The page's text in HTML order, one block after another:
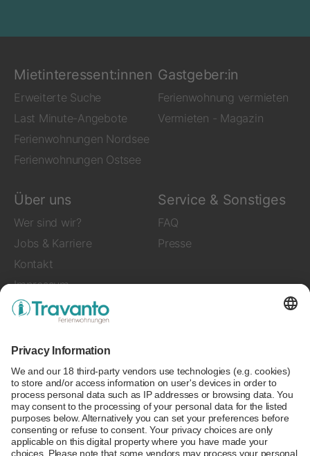
Mietinteressent:innen
Erweiterte Suche
Last Minute-Angebote
Ferienwohnungen Nordsee
Ferienwohnungen Ostsee
Gastgeber:in
Ferienwohnung vermieten
Vermieten - Magazin
Über uns
Wer sind wir?
Jobs & Karriere
Kontakt
Impressum
Service & Sonstiges
FAQ
Presse
Folgen Sie uns auf
Zahlungsmethoden